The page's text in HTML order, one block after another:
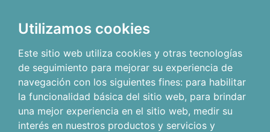
Utilizamos cookies
Este sitio web utiliza cookies y otras tecnologías
de seguimiento para mejorar su experiencia de
navegación con los siguientes fines: para habilitar
la funcionalidad básica del sitio web, para brindar
una mejor experiencia en el sitio web, medir su
interés en nuestros productos y servicios y